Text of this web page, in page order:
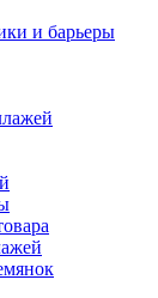
и барьеры